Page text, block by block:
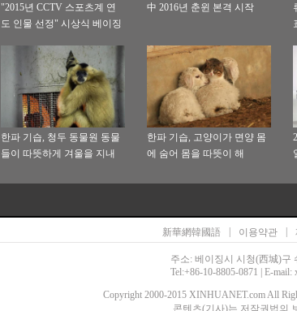
"2015년 CCTV 스포츠계 연
도 인물 선정" 시상식 베이징
中 2016년 춘윈 본격 시작
한파 기습, 청두 동물원 동물
들이 따뜻하게 겨울을 지내
한파 기습, 고양이가 면양 몸
에 숨어 몸을 따뜻이 해
新華網韓國語 이용약관
주소: 베이징시 시청(西城)구
Tel:+86-10-8805-0871 | E-mail:
Copyright 2000-2015 XINHUANET.com All
콘텐츠(기사)는 저작권법의